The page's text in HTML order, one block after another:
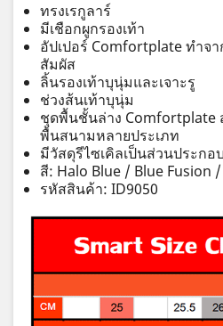
ทรงเรกูลาร์
มีเชือกผูกรองเท้า
อัปเปอร์ Comfortplate ทำจ
สัมผัส
ลิ้นรองเท้าบุนุ่มและเจาะรู
ช่วงส้นเท้าบุนุ่ม
ชุดพื้นชั้นล่าง
พื้นสนามหลายประเภท
มีวัสดุรีไซเคิลเป็นส่วนประกอ
สี: Halo Blue / Blue Fusion
รหัสสินค้า: ID9050